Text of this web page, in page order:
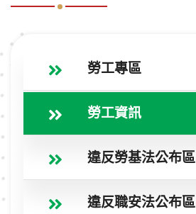
勞工專區
勞工資訊
違反勞基法公布區
違反職安法公布區